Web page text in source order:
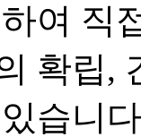
여 직
확립,
습니